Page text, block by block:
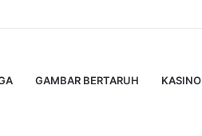
Pengguna Modern
GAMBAR BERTARUH KASINO